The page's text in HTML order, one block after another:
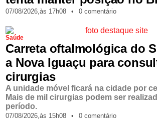
07/08/2026,às 17h08 • 0 comentário
Saúde
Carreta oftalmológica do
a Nova Iguaçu para
cirurgias
A unidade móvel ficará na cidade por
Mais de mil cirurgias podem ser
período.
07/08/2026,às 15h08 • 0 comentário